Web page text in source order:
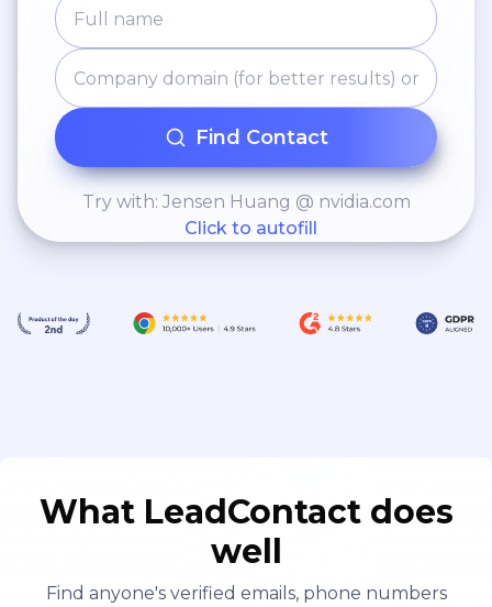
Find Contact
Try with: Jensen Huang @ nvidia.com
Click to autofill
What LeadContact does
well
Find anyone's verified emails, phone numbers